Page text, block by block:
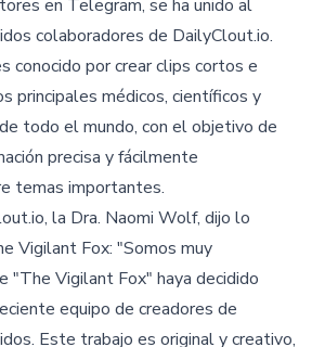
en Telegram, se ha unido al
colaboradores de DailyClout.io.
conocido por crear clips cortos e
principales médicos, científicos y
todo el mundo, con el objetivo de
precisa y fácilmente
temas importantes.
la Dra. Naomi Wolf, dijo lo
Vigilant Fox: "Somos muy
"The Vigilant Fox" haya decidido
equipo de creadores de
Este trabajo es original y creativo,